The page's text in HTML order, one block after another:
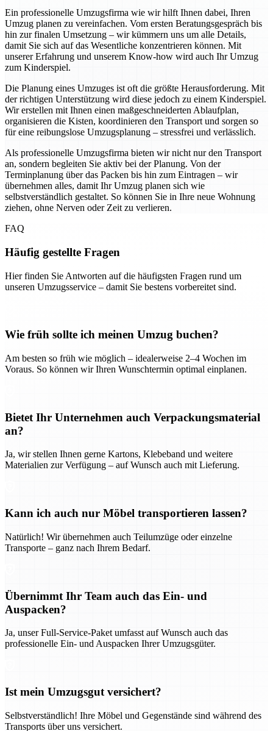
Ein professionelle Umzugsfirma wie wir hilft Ihnen dabei, Ihren
Umzug planen zu vereinfachen. Vom ersten Beratungsgespräch bis
hin zur finalen Umsetzung – wir kümmern uns um alle Details,
damit Sie sich auf das Wesentliche konzentrieren können. Mit
unserer Erfahrung und unserem Know-how wird auch Ihr Umzug
zum Kinderspiel.
Die Planung eines Umzuges ist oft die größte Herausforderung. Mit
der richtigen Unterstützung wird diese jedoch zu einem Kinderspiel.
Wir erstellen mit Ihnen einen maßgeschneiderten Ablaufplan,
organisieren die Kisten, koordinieren den Transport und sorgen so
für eine reibungslose Umzugsplanung – stressfrei und verlässlich.
Als professionelle Umzugsfirma bieten wir nicht nur den Transport
an, sondern begleiten Sie aktiv bei der Planung. Von der
Terminplanung über das Packen bis hin zum Eintragen – wir
übernehmen alles, damit Ihr Umzug planen sich wie
selbstverständlich gestaltet. So können Sie in Ihre neue Wohnung
ziehen, ohne Nerven oder Zeit zu verlieren.
FAQ
Häufig gestellte Fragen
Hier finden Sie Antworten auf die häufigsten Fragen rund um
unseren Umzugsservice – damit Sie bestens vorbereitet sind.
Wie früh sollte ich meinen Umzug buchen?
Am besten so früh wie möglich – idealerweise 2–4 Wochen im
Voraus. So können wir Ihren Wunschtermin optimal einplanen.
Bietet Ihr Unternehmen auch Verpackungsmaterial
an?
Ja, wir stellen Ihnen gerne Kartons, Klebeband und weitere
Materialien zur Verfügung – auf Wunsch auch mit Lieferung.
Kann ich auch nur Möbel transportieren lassen?
Natürlich! Wir übernehmen auch Teilumzüge oder einzelne
Transporte – ganz nach Ihrem Bedarf.
Übernimmt Ihr Team auch das Ein- und
Auspacken?
Ja, unser Full-Service-Paket umfasst auf Wunsch auch das
professionelle Ein- und Auspacken Ihrer Umzugsgüter.
Ist mein Umzugsgut versichert?
Selbstverständlich! Ihre Möbel und Gegenstände sind während des
Transports über uns versichert.